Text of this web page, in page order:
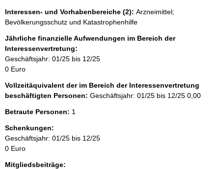
S
i
t
e
Interessen- und Vorhabenbereiche (2): Arzneimittel;
Bevölkerungsschutz und Katastrophenhilfe
Jährliche finanzielle Aufwendungen im Bereich der
Interessenvertretung:
Geschäftsjahr: 01/25 bis 12/25
0 Euro
Vollzeitäquivalent der im Bereich der Interessenvertretung
beschäftigten Personen: Geschäftsjahr: 01/25 bis 12/25 0,00
Betraute Personen: 1
Schenkungen:
Geschäftsjahr: 01/25 bis 12/25
0 Euro
Mitgliedsbeiträge: